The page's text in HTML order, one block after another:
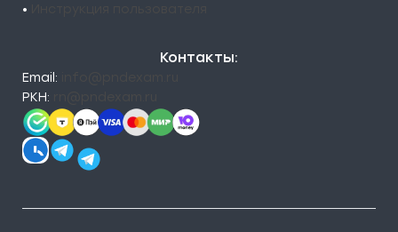
•
Контакты:
Email:
РКН: